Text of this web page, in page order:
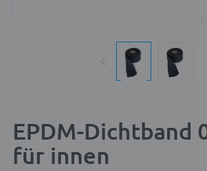
EPDM-Dichtband
für innen